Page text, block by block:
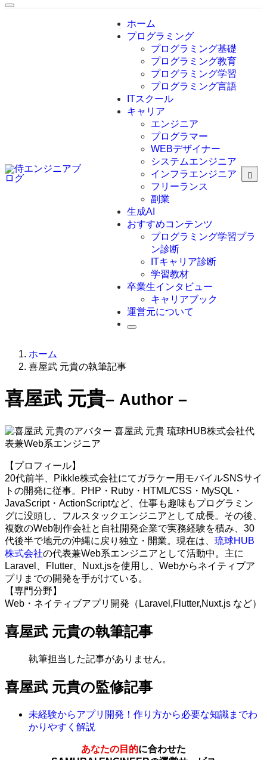
ホーム
プログラミング
プログラミング基礎
プログラミング教育
プログラミング学習
プログラミング言語
C言語
C#
VBA
Go言語
Kotlin
Java
JavaScript
Swift
Ruby
ITスクール
キャリア
エンジニア
プログラマー
WEBデザイナー
システムエンジニア
インフラエンジニア
フリーランス
副業
生成AI
おすすめコンテンツ
プログラミング学習プラ
ン診断
ITキャリア診断
学習教材
卒業生インタビュー
キャリアブック
運営元について
ホーム
喜屋武 元貴の執筆記事
喜屋武 元貴– Author –
喜屋武 元貴 琉球HUB株式会社代
表兼Web系エンジニア
【プロフィール】
20代前半、Pikkle株式会社にてガラケー用モバイルSNSサイ
トの開発に従事。PHP・Ruby・HTML/CSS・MySQL・
JavaScript・ActionScriptなど、仕事も趣味もプログラミン
グに没頭し、フルスタックエンジニアとして成長。その後、
複数のWeb制作会社と自社開発企業で実務経験を積み、30
代後半で地元の沖縄に戻り独立・開業。現在は、 琉球HUB
株式会社の代表兼Web系エンジニアとして活動中。主に
Laravel、Flutter、Nuxt.jsを使用し、Webからネイティブア
プリまでの開発を手がけている。
【専門分野】
Web・ネイティブアプリ開発（Laravel,Flutter,Nuxt.js など）
喜屋武 元貴の執筆記事
執筆担当した記事がありません。
喜屋武 元貴の監修記事
未経験からアプリ開発！作り方から必要な知識までわ
かりやすく解説
あなたの目的に合わせた